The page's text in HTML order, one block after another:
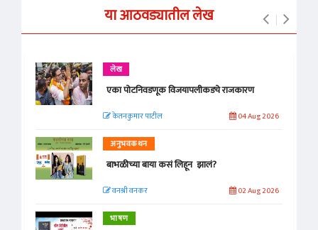
या आठवड्यातील लेख
लेख
एका पोटनिवडणूक विजयापलीकडचे राजकारण
केतनकुमार पाटील 04 Aug 2026
अनुभवकथन
बाभळीच्या बाया कसं लिहून झालं?
वनश्री वनकर 02 Aug 2026
भाषण